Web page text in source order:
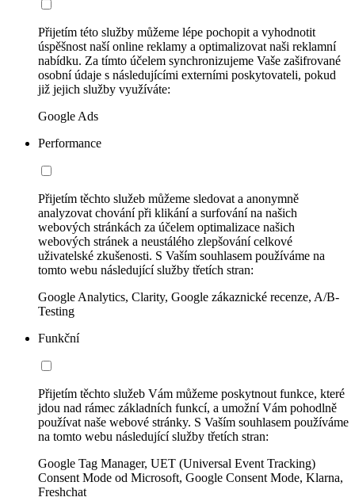
Přijetím této služby můžeme lépe pochopit a vyhodnotit
úspěšnost naší online reklamy a optimalizovat naši reklamní
nabídku. Za tímto účelem synchronizujeme Vaše zašifrované
osobní údaje s následujícími externími poskytovateli, pokud
již jejich služby využíváte:
Google Ads
Performance
Přijetím těchto služeb můžeme sledovat a anonymně
analyzovat chování při klikání a surfování na našich
webových stránkách za účelem optimalizace našich
webových stránek a neustálého zlepšování celkové
uživatelské zkušenosti. S Vaším souhlasem používáme na
tomto webu následující služby třetích stran:
Google Analytics, Clarity, Google zákaznické recenze, A/B-
Testing
Funkční
Přijetím těchto služeb Vám můžeme poskytnout funkce, které
jdou nad rámec základních funkcí, a umožní Vám pohodlně
používat naše webové stránky. S Vaším souhlasem používáme
na tomto webu následující služby třetích stran:
Google Tag Manager, UET (Universal Event Tracking)
Consent Mode od Microsoft, Google Consent Mode, Klarna,
Freshchat